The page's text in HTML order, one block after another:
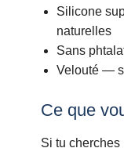
Silicone
naturelles
Sans
Velouté —
Ce que
Si tu